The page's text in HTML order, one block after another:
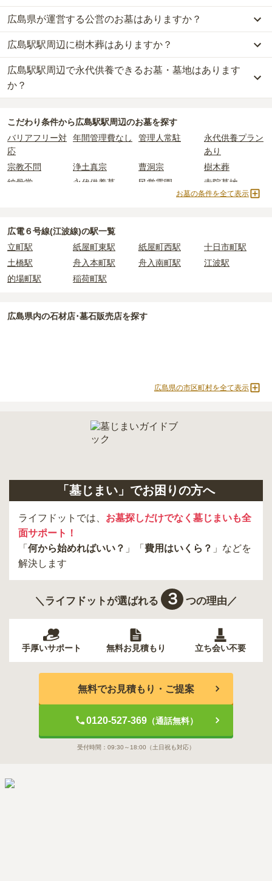
が約43万円、納骨堂が約92万円、永代供養墓が約9万円です。
一般墓を建てる場合は、「永代使用料（土地代）」と「墓石代」の
2つが主な費用となります。
広島駅駅周辺の一般墓の永代使用料の平均は で、墓石代は広
素材によって変わります。
樹木葬・納骨堂・永代供養墓は、基本的に墓石代がかからず、永代
なお、お墓によっては以下の費用が別途かかる場合があります。
・開眼法要の費用：お墓を新しく建てた際に行う儀式のための費
用。僧侶に渡すお布施がかかります。
・納骨式の費用
：お墓に遺骨を納める儀式のための費用。僧侶に渡
すお布施、会食などの費用がかかります。
：お墓の管理費。契約後、毎年発生するケースがあり
正確な費用は、区画や石材の選び方によって大きく変わるため、見
積もりを取るまで確定しません。
現地見学では、担当者に「提示金額以外にかかる費用はないか」を
必ず確認することをおすすめします。
広島駅駅周辺で一番安価なお墓は、太陽の塔高天原・コスモガーデ
ン高天原の永代供養墓で、5万円からお求めいただけます。
一般的に最も費用を抑えられるのは、他の方のご遺骨と一緒に埋葬
する「合祀墓（ごうしぼ）」と呼ばれるタイプです。個別のお墓に
比べて省スペースで管理の手間がかからないため、費用が安く設定
されています。
価格の目安は、1名あたり5万円〜30万円程度です。
広島駅駅周辺で安価なお墓を探したい場合は、
替えてお墓を探すのがおすすめです。
広島県が運営する公営のお墓はありますか？
広島駅駅周辺には、公営の霊園の掲載がありません。
一方で、広島県内には、県または市区町村が運営する公営の霊園が
136件あります。
公営霊園は民営の霊園と異なり、契約にあたって応募資格が設けら
主な条件として、遺骨がすでにある、該当の市区町村に一定年数以
上住んでいるなどが挙げられます。
条件を満たさない場合は、申し込み自体ができないことも多いた
め、事前の確認が重要です。
契約条件の詳細は、各霊園のページをご確認いただくか、資料請求
広島駅駅周辺に樹木葬はありますか？
広島駅駅周辺には、2件の樹木葬があります。
詳しくは、
広島駅駅周辺で永代供養できるお墓・墓地はあります
か？
詳しくは、広島駅駅周辺の永代供養の一覧をご覧ください。
こだわり条件から広島駅駅周辺のお墓を探す
バリアフリー対
応
年間管理費なし 管理人常駐
永代供養プラン
あり
宗教不問
浄土真宗 曹洞宗
樹木葬
納骨堂
永代供養墓 民営霊園
寺院墓地
3人用区画あり
お墓の条件を全て表示
広電６号線(江波線)の駅一覧
立町駅
紙屋町東駅 紙屋町西駅
十日市町駅
土橋駅
舟入本町駅 舟入南町駅
江波駅
的場町駅
稲荷町駅
広島県内の石材店･墓石販売店を探す
広島県の市区町村を全て表示
「墓じまい」でお困りの方へ
ライフドットでは、 お墓探しだけでなく墓じまいも全
面サポート！
「 何から始めればいい？ 」「 費用はいくら？ 」などを
解決します
＼ライフドットが選ばれる ３ つの理由／
手厚いサポート 無料お見積もり 立ち会い不要
無料でお見積もり・ご提案
0120-527-369（通話無料）
受付時間： 09:30～18:00 （土日祝も対応）